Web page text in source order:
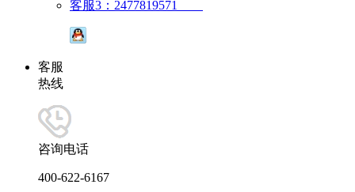
客服3：2477819571
客服
热线
咨询电话
400-622-6167